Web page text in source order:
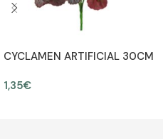
CYCLAMEN ARTIFICIAL 30CM
1,35€